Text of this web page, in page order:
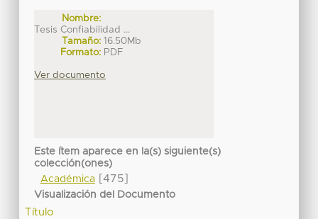
Nombre:
Tesis Confiabilidad ...
Tamaño: 16.50Mb
Formato: PDF
Ver documento
Este ítem aparece en la(s) siguiente(s)
colección(ones)
Académica[475]
Visualización del Documento
Título